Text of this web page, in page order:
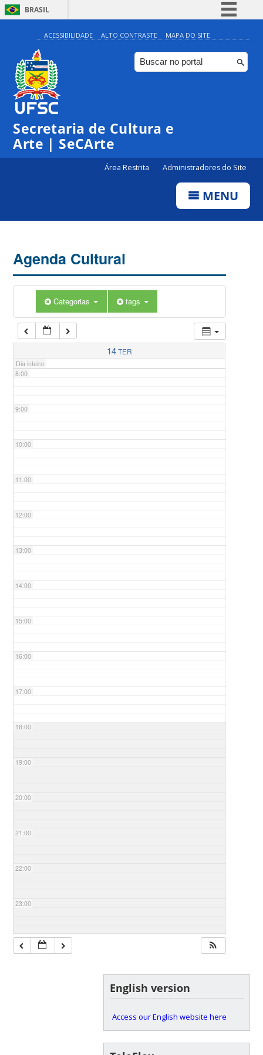
BRASIL
Simplifique!
Comunica BR
Participe
ACESSIBILIDADE ALTO CONTRASTE MAPA DO SITE
Secretaria de Cultura e
Arte | SeCArte
Área Restrita Administradores do Site
MENU
Agenda Cultural
Categorias tags
14TER
Dia inteiro
0:00
1:00
5:00
7:00
8:00
9:00
10:00
11:00
12:00
13:00
14:00
15:00
16:00
17:00
18:00
19:00
20:00
21:00
22:00
23:00
English version
Access our English website here